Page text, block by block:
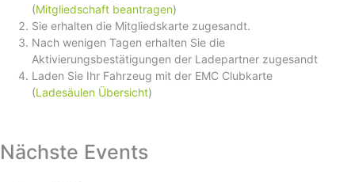
(Mitgliedschaft beantragen)
Sie erhalten die Mitgliedskarte zugesandt.
Nach wenigen Tagen erhalten Sie die
Aktivierungsbestätigungen der Ladepartner zugesandt
Laden Sie Ihr Fahrzeug mit der EMC Clubkarte
(Ladesäulen Übersicht)
Nächste Events